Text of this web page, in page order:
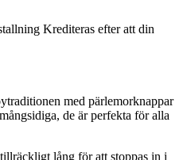
Krediteras efter att din
med pärlemorknappar
de är perfekta för alla
lång för att stoppas in i